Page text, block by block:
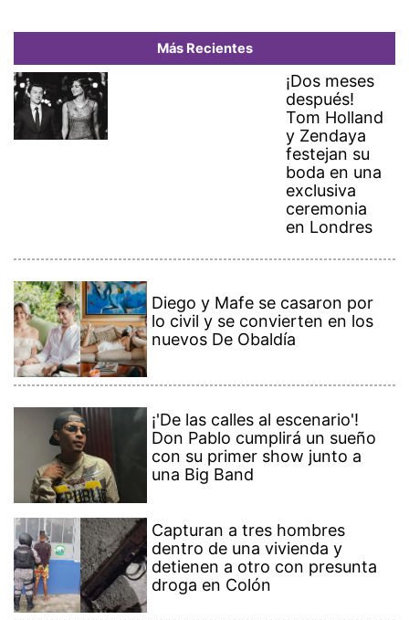
Más Recientes
¡Dos meses
después!
Tom Holland
y Zendaya
festejan su
boda en una
exclusiva
ceremonia
en Londres
Diego y Mafe se casaron por
lo civil y se convierten en los
nuevos De Obaldía
¡'De las calles al escenario'!
Don Pablo cumplirá un sueño
con su primer show junto a
una Big Band
Capturan a tres hombres
dentro de una vivienda y
detienen a otro con presunta
droga en Colón